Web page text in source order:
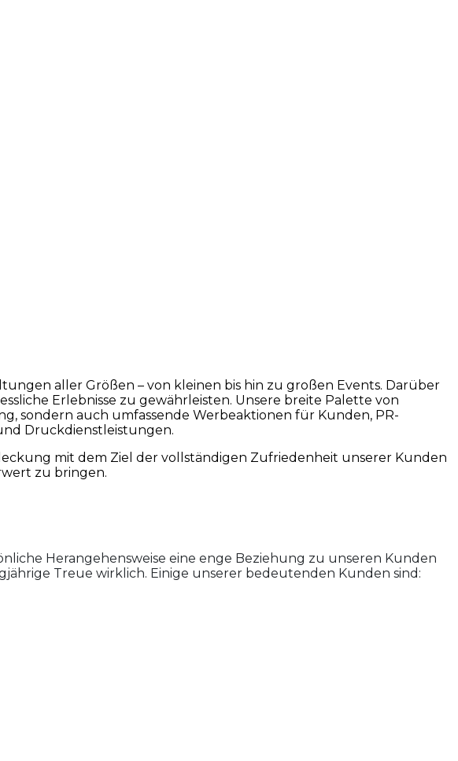
aller Größen – von kleinen bis hin zu großen Events. Darüber
Erlebnisse zu gewährleisten. Unsere breite Palette von
sondern auch umfassende Werbeaktionen für Kunden, PR-
Druckdienstleistungen.
mit dem Ziel der vollständigen Zufriedenheit unserer Kunden
zu bringen.
Herangehensweise eine enge Beziehung zu unseren Kunden
Treue wirklich. Einige unserer bedeutenden Kunden sind: